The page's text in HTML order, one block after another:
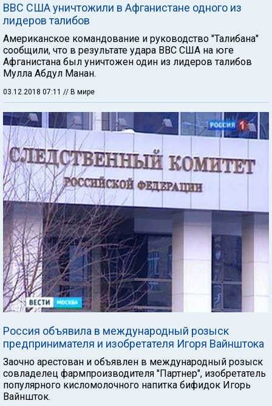
ВВС США уничтожили в Афганистане одного из
лидеров талибов
Американское командование и руководство "Талибана"
сообщили, что в результате удара ВВС США на юге
Афганистана был уничтожен один из лидеров талибов
Мулла Абдул Манан.
03.12.2018 07:11 // В мире
Россия объявила в международный розыск
предпринимателя и изобретателя Игоря Вайнштока
Заочно арестован и объявлен в международный розыск
совладелец фармпроизводителя "Партнер", изобретатель
популярного кисломолочного напитка бифидок Игорь
Вайншток.